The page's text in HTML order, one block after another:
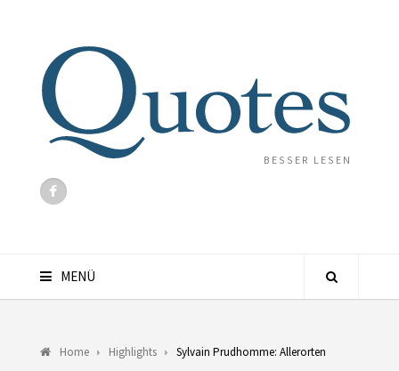
BESSER LESEN
MENÜ
Home Highlights Sylvain Prudhomme: Allerorten